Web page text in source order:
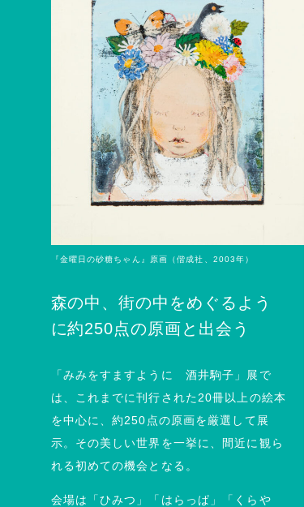
『金曜日の砂糖ちゃん』原画（偕成社、2003年）
森の中、街の中をめぐるよう
に約250点の原画と出会う
「みみをすますように 酒井駒子」展で
は、これまでに刊行された20冊以上の絵本
を中心に、約250点の原画を厳選して展
示。その美しい世界を一挙に、間近に観ら
れる初めての機会となる。
会場は「ひみつ」「はらっぱ」「くらや